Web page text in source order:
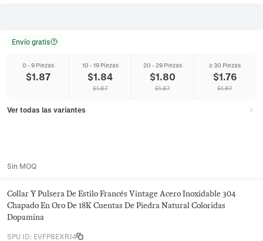
Envío gratis
0 - 9 Piezas
$1.87
10 - 19 Piezas
$1.84
$1.87
20 - 29 Piezas
$1.80
$1.87
≥ 30 Piezas
$1.76
$1.87
Ver todas las variantes
Sin MOQ
Collar Y Pulsera De Estilo Francés Vintage Acero Inoxidable 304
Chapado En Oro De 18K Cuentas De Piedra Natural Coloridas
Dopamina
SPU ID: EVFP8EXRJ4